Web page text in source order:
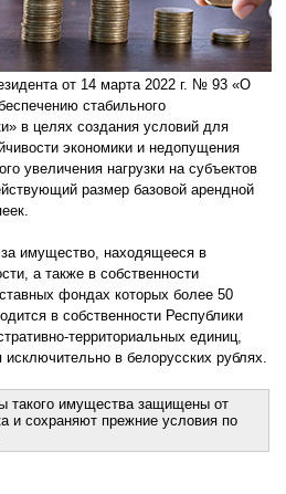
от 14 марта 2022 г. № 93 «О
стабильного
в целях создания условий для
экономики и недопущения
увеличения нагрузки на субъектов
размер базовой арендной
имущество, находящееся в
а также в собственности
фондах которых более 50
в собственности Республики
территориальных единиц,
исключительно в белорусских рублях.
такого имущества защищены от
и сохраняют прежние условия по